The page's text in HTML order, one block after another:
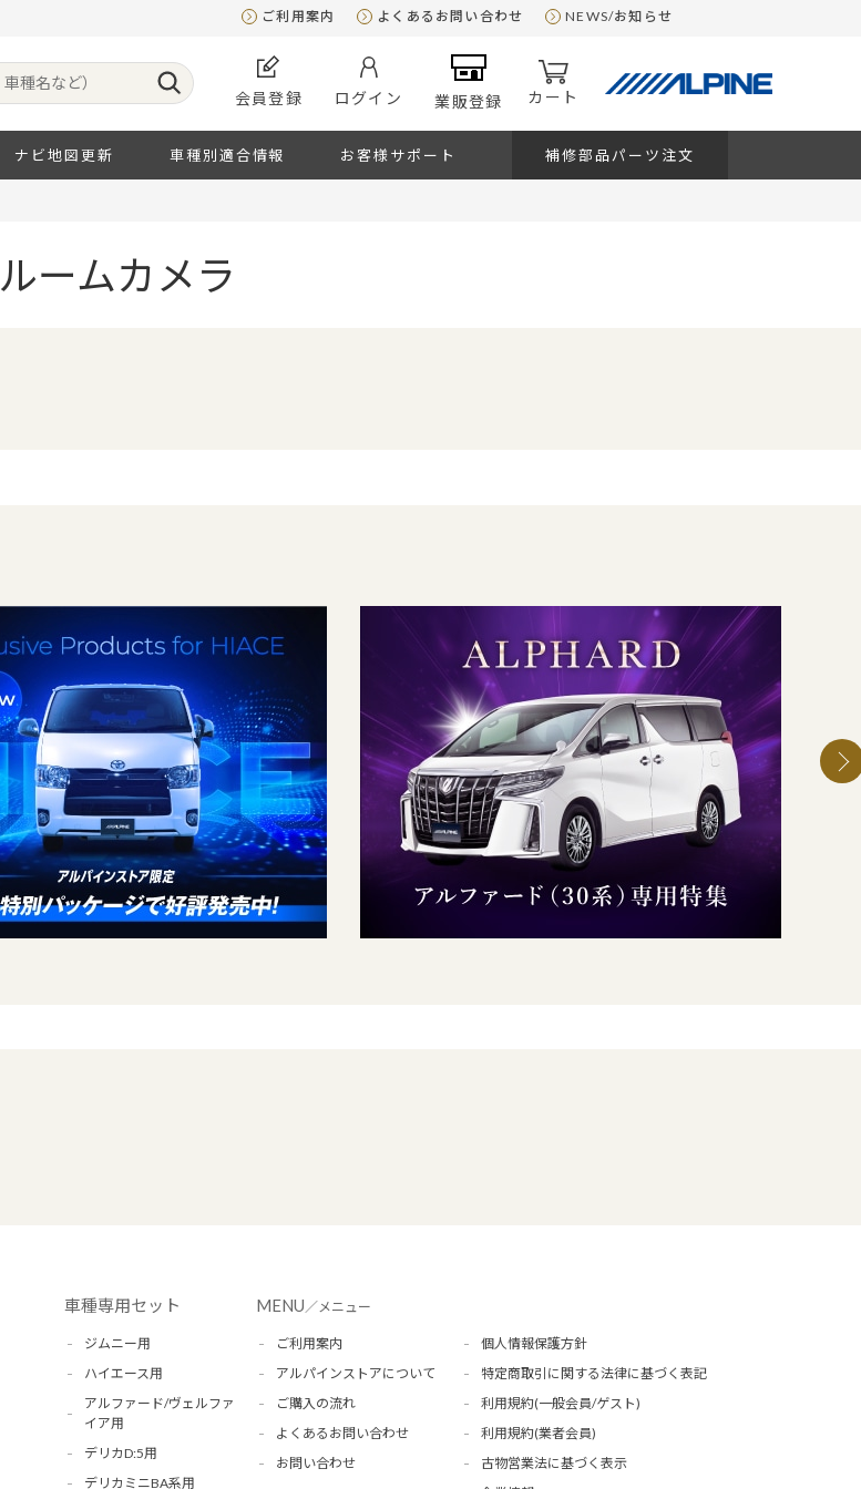
ご利用案内 よくあるお問い合わせ NEWS/お知らせ
会員登録 ログイン 業販登録 カート
ナビ地図更新 車種別適合情報 お客様サポート 補修部品パーツ注文
ルームカメラ
車種専用セット
ジムニー用
ハイエース用
アルファード/ヴェルファ
イア用
デリカD:5用
デリカミニBA系用
MENU／メニュー
ご利用案内
アルパインストアについて
ご購入の流れ
よくあるお問い合わせ
お問い合わせ
個人情報保護方針
特定商取引に関する法律に基づく表記
利用規約(一般会員/ゲスト)
利用規約(業者会員)
古物営業法に基づく表示